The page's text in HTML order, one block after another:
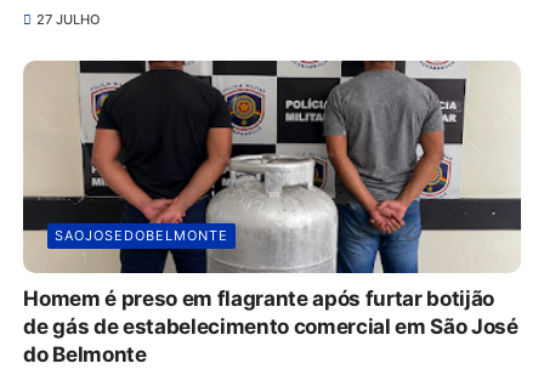
27 JULHO
SAOJOSEDOBELMONTE
Homem é preso em flagrante após furtar botijão
de gás de estabelecimento comercial em São José
do Belmonte